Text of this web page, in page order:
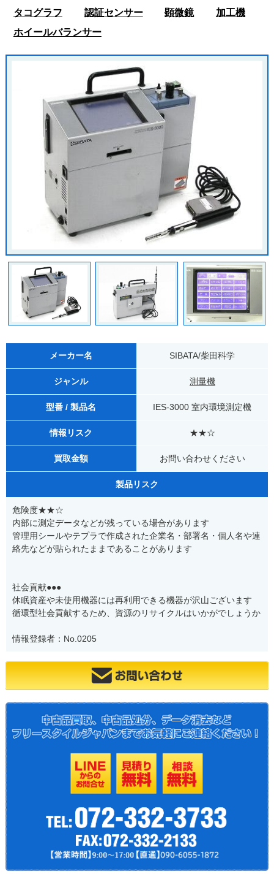
タコグラフ
認証センサー 顕微鏡
加工機
ホイールバランサー
メーカー名 SIBATA/柴田科学
ジャンル 測量機
型番 / 製品名 IES-3000 室内環境測定機
情報リスク ★★☆
買取金額 お問い合わせください
製品リスク
危険度★★☆
内部に測定データなどが残っている場合があります
管理用シールやテプラで作成された企業名・部署名・個人名や連
絡先などが貼られたままであることがあります
社会貢献●●●
休眠資産や未使用機器には再利用できる機器が沢山ございます
循環型社会貢献するため、資源のリサイクルはいかがでしょうか
情報登録者：No.0205